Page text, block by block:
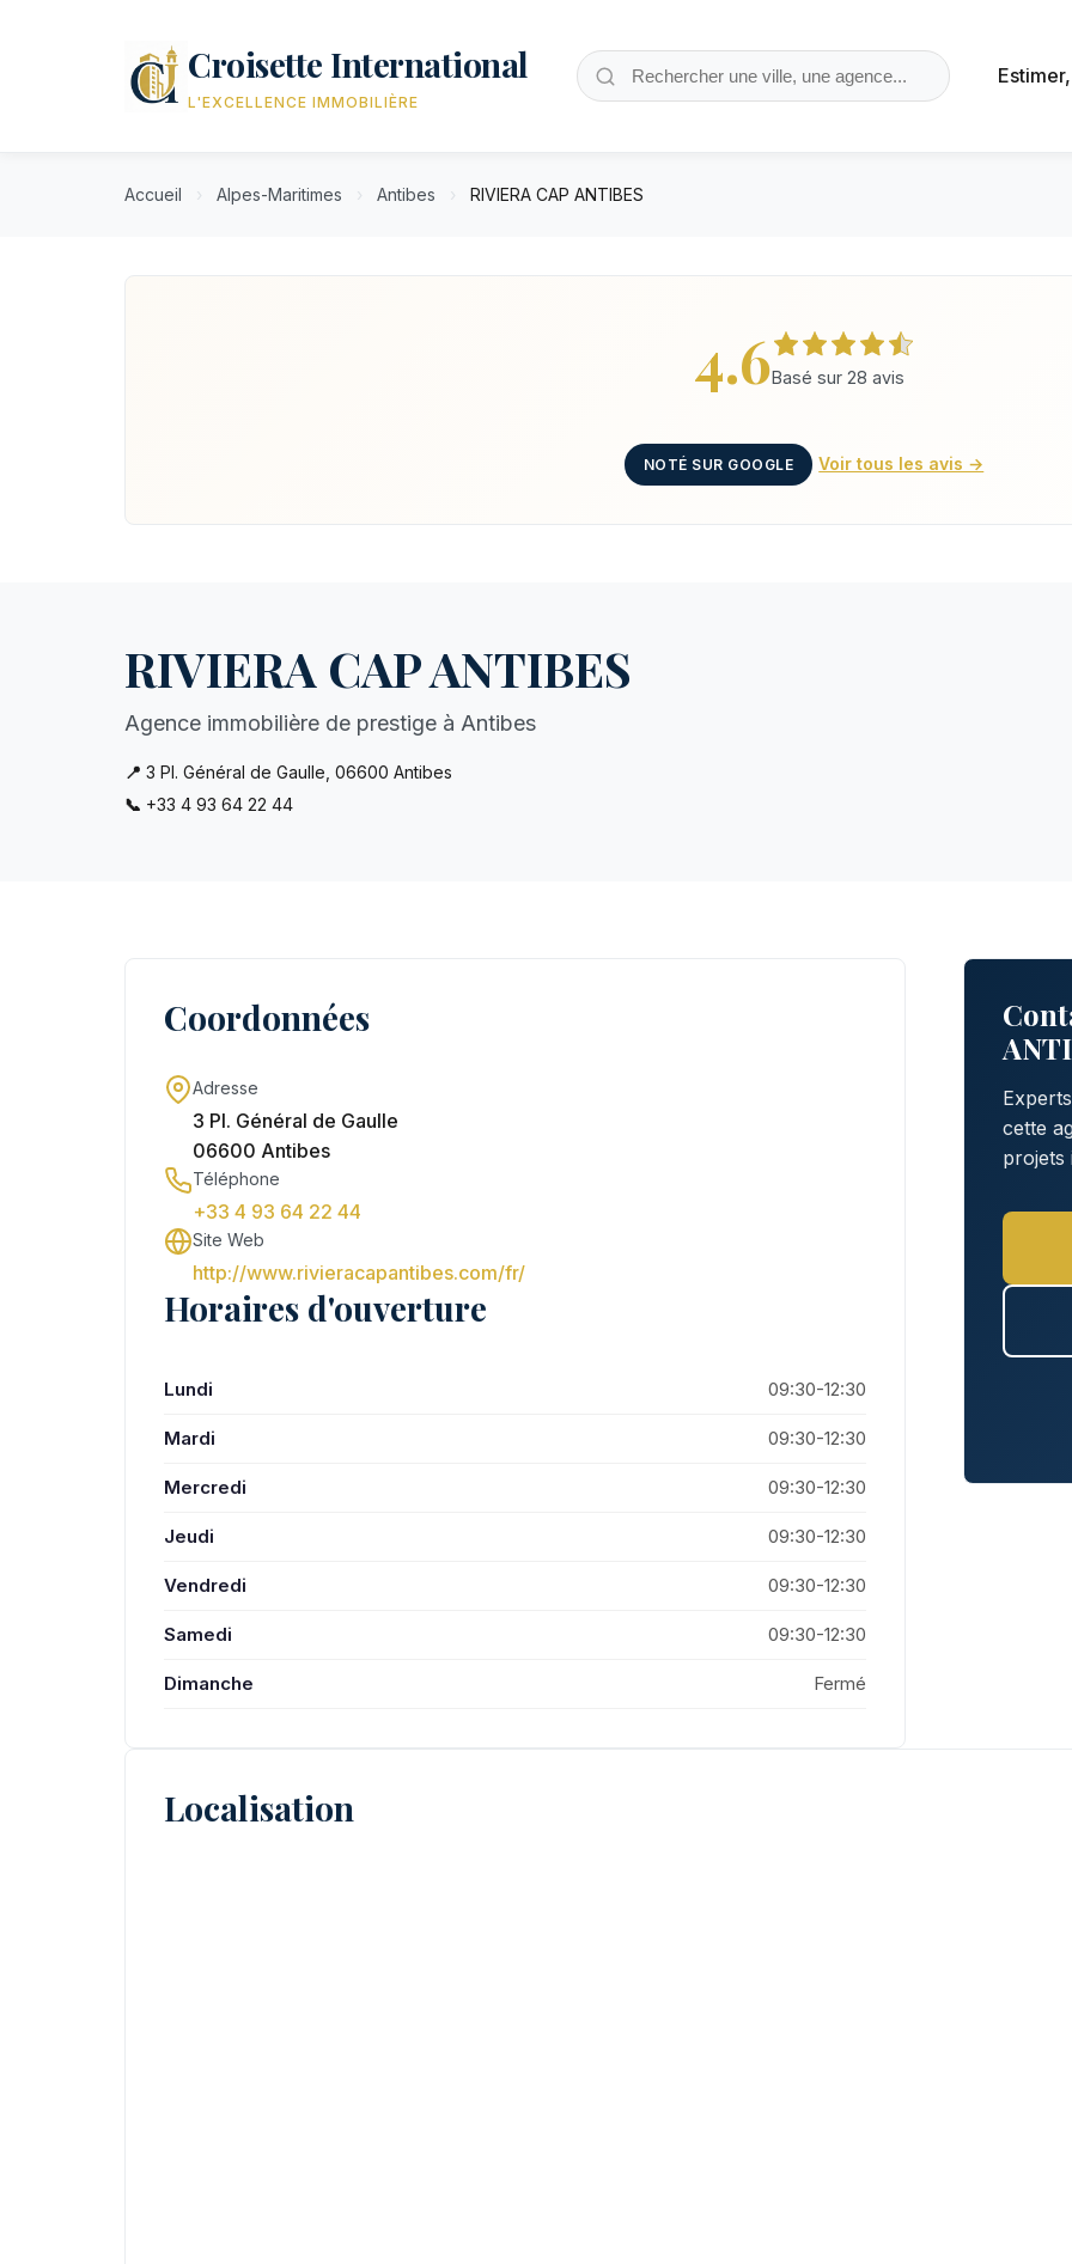
Croisette International
L'EXCELLENCE IMMOBILIÈRE
Accueil › Alpes-Maritimes › Antibes › RIVIERA CAP ANTIBES
4.6Basé sur 28 avis
NOTÉ SUR GOOGLE Voir tous les avis →
RIVIERA CAP ANTIBES
Agence immobilière de prestige à Antibes
📍 3 Pl. Général de Gaulle, 06600 Antibes
📞 +33 4 93 64 22 44
Coordonnées
Adresse
3 Pl. Général de Gaulle
06600 Antibes
Téléphone
+33 4 93 64 22 44
Site Web
http://www.rivieracapantibes.com/fr/
Horaires d'ouverture
Lundi 09:30-12:30
Mardi 09:30-12:30
Mercredi 09:30-12:30
Jeudi 09:30-12:30
Vendredi 09:30-12:30
Samedi 09:30-12:30
Dimanche Fermé
cette
projets
Localisation